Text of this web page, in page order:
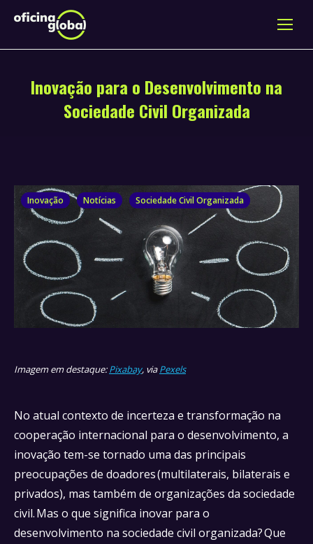
Inovação para o Desenvolvimento na
Sociedade Civil Organizada
Inovação Notícias Sociedade Civil Organizada
Imagem em destaque:Pixabay, viaPexels
No atual contexto de incerteza e transformação na
cooperação internacional para o desenvolvimento, a
inovação tem-se tornado uma das principais
preocupações de doadores (multilaterais, bilaterais e
privados), mas também de organizações da sociedade
civil. Mas o que significa inovar para o
desenvolvimento na sociedade civil organizada? Que